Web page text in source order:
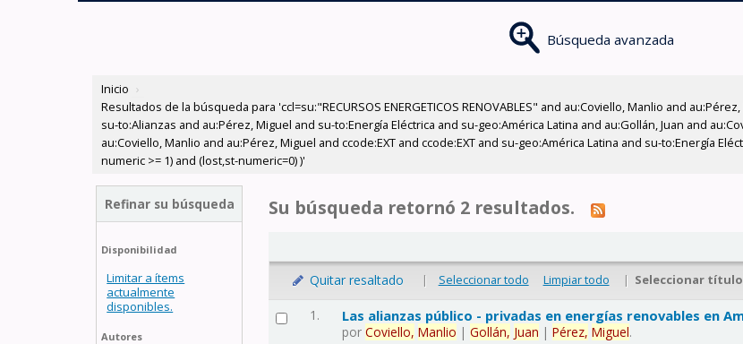
Búsqueda avanzada
Inicio ›
Resultados de la búsqueda para 'ccl=su:"RECURSOS ENERGETICOS RENOVABLES" and au:Coviello, Manlio and
su-to:Alianzas and au:Pérez, Miguel and su-to:Energía Eléctrica and su-geo:América Latina and au:Gollán, Juan and
au:Coviello, Manlio and au:Pérez, Miguel and ccode:EXT and ccode:EXT and su-geo:América Latina and su-to:Energía
numeric >= 1) and (lost,st-numeric=0) )'
Refinar su búsqueda
Disponibilidad
Limitar a ítems
actualmente
disponibles.
Autores
Su búsqueda retornó 2 resultados.
Quitar resaltado | Seleccionar todo Limpiar todo | Seleccionar
1. Las alianzas público - privadas en energías renovables en
porCoviello, Manlio |Gollán, Juan |Pérez, Miguel.